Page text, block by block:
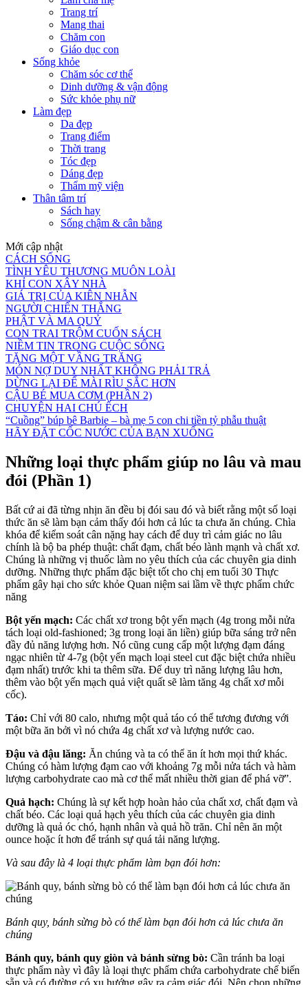
Trang trí
Mang thai
Chăm con
Giáo dục con
Sống khỏe
Chăm sóc cơ thể
Dinh dưỡng & vận động
Sức khỏe phụ nữ
Làm đẹp
Da đẹp
Trang điểm
Thời trang
Tóc đẹp
Dáng đẹp
Thẩm mỹ viện
Thân tâm trí
Sách hay
Sống chậm & cân bằng
Mới cập nhật
CÁCH SỐNG
TÌNH YÊU THƯƠNG MUÔN LOÀI
KHỈ CON XÂY NHÀ
GIÁ TRỊ CỦA KIÊN NHẪN
NGƯỜI CHIẾN THẮNG
PHẬT VÀ MA QUỶ
CON TRAI TRỘM CUỐN SÁCH
NIỀM TIN TRONG CUỘC SỐNG
TẶNG MỘT VẦNG TRĂNG
MÓN NỢ DUY NHẤT KHÔNG PHẢI TRẢ
DỪNG LẠI ĐỂ MÀI RÌU SẮC HƠN
CẬU BÉ MUA CƠM (PHẦN 2)
CHUYỆN HAI CHÚ ẾCH
“Cuồng” búp bê Barbie – bà mẹ 5 con chi tiền tỷ phẫu thuật
HÃY ĐẶT CỐC NƯỚC CỦA BẠN XUỐNG
Những loại thực phẩm giúp no lâu và mau
đói (Phần 1)
Bất cứ ai đã từng nhịn ăn đều bị đói sau đó và biết rằng một số loại
thức ăn sẽ làm bạn cảm thấy đói hơn cả lúc ta chưa ăn chúng. Chìa
khóa để kiểm soát cân nặng hay cách để duy trì cảm giác no lâu
chính là bộ ba phép thuật: chất đạm, chất béo lành mạnh và chất xơ.
Chúng là những vị thuốc làm no yêu thích của các chuyên gia dinh
dưỡng. Những thực phẩm đặc biệt tốt cho chị em tuổi 30 Thực
phẩm gây hại cho sức khỏe Quan niệm sai lầm về thực phẩm chức
năng
Bột yến mạch: Các chất xơ trong bột yến mạch (4g trong mỗi nửa
tách loại old-fashioned; 3g trong loại ăn liền) giúp bữa sáng trở nên
đầy đủ năng lượng hơn. Nó cũng cung cấp một lượng đạm đáng
ngạc nhiên từ 4-7g (bột yến mạch loại steel cut đặc biệt chứa nhiều
đạm nhất) trước khi ta thêm sữa. Để duy trì năng lượng lâu hơn,
thêm vào bột yến mạch quả việt quất sẽ làm tăng 4g chất xơ mỗi
cốc).
Táo: Chỉ với 80 calo, nhưng một quả táo có thể tương đương với
một bữa ăn bởi vì nó chứa 4g chất xơ và lượng nước cao.
Đậu và đậu lăng: Ăn chúng và ta có thể ăn ít hơn mọi thứ khác.
Chúng có hàm lượng đạm cao với khoảng 7g mỗi nửa tách và hàm
lượng carbohydrate cao mà cơ thể mất nhiều thời gian để phá vỡ”.
Quả hạch: Chúng là sự kết hợp hoàn hảo của chất xơ, chất đạm và
chất béo. Các loại quả hạch yêu thích của các chuyên gia dinh
dưỡng là quả óc chó, hạnh nhân và quả hồ trăn. Chỉ nên ăn một
ounce hoặc ít hơn để tránh sự quá tải năng lượng.
Và sau đây là 4 loại thực phẩm làm bạn đói hơn:
Bánh quy, bánh sừng bò có thể làm bạn đói hơn cả lúc chưa ăn
chúng
Bánh quy, bánh quy giòn và bánh sừng bò: Cần tránh ba loại
thực phẩm này vì đây là loại thực phẩm chứa carbohydrate chế biến
sẵn và có đường có xu hướng gây ra cảm giác đói. Nên chọn những